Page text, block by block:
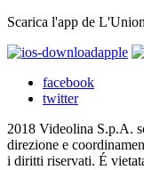
Scarica l'app de
apple
facebook
twitter
2018 Videolina S.p.A.
direzione e
i diritti riservati. É